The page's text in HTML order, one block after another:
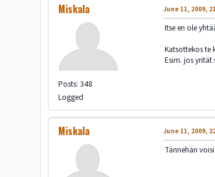
Miskala
Posts: 348
Logged
June 11, 2009,
Itse en ole
Katsottekos te
Esim. jos
Miskala June 11, 2009,
Tännehän